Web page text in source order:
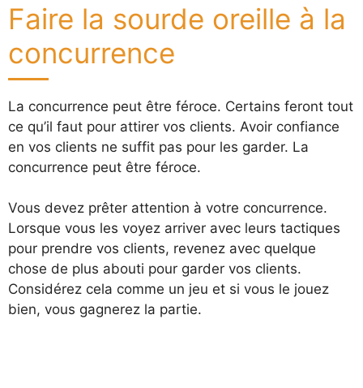
Faire la sourde oreille à la
concurrence
La concurrence peut être féroce. Certains feront tout
ce qu’il faut pour attirer vos clients. Avoir confiance
en vos clients ne suffit pas pour les garder. La
concurrence peut être féroce.
Vous devez prêter attention à votre concurrence.
Lorsque vous les voyez arriver avec leurs tactiques
pour prendre vos clients, revenez avec quelque
chose de plus abouti pour garder vos clients.
Considérez cela comme un jeu et si vous le jouez
bien, vous gagnerez la partie.